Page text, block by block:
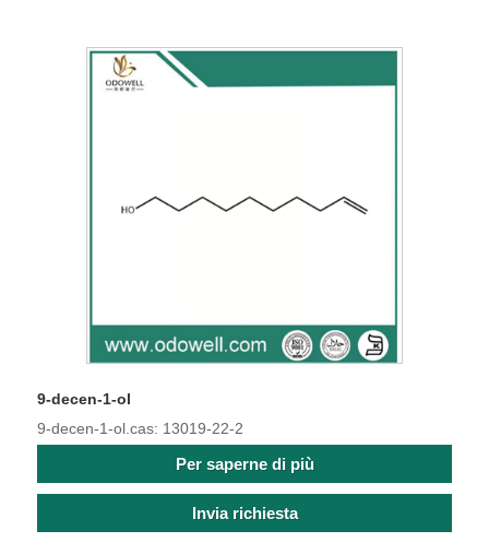
9-decen-1-ol
9-decen-1-ol.cas: 13019-22-2
Per saperne di più
Invia richiesta